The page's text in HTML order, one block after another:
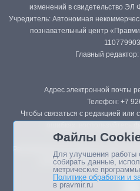
изменений в свидетельство ЭЛ
Учредитель: Автономная
познавательный центр
Главный
Адрес электронной почты
Телефон: +7
Чтобы связаться с редакцией или
Републикация материалов сайта в
возможна только с
Файлы
Для улучшения работы
собирать данные,
метрические
Политике обработки и
в pravmir.ru